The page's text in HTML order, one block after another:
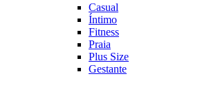
Casual
Íntimo
Fitness
Praia
Plus Size
Gestante